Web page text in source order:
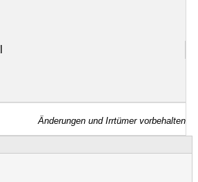
Änderungen und Irrtümer vorbehalten